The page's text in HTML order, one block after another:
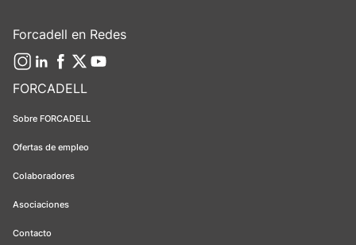
FORCADELL
Sobre FORCADELL
Ofertas de empleo
Colaboradores
Asociaciones
Contacto
Forcadell en Redes